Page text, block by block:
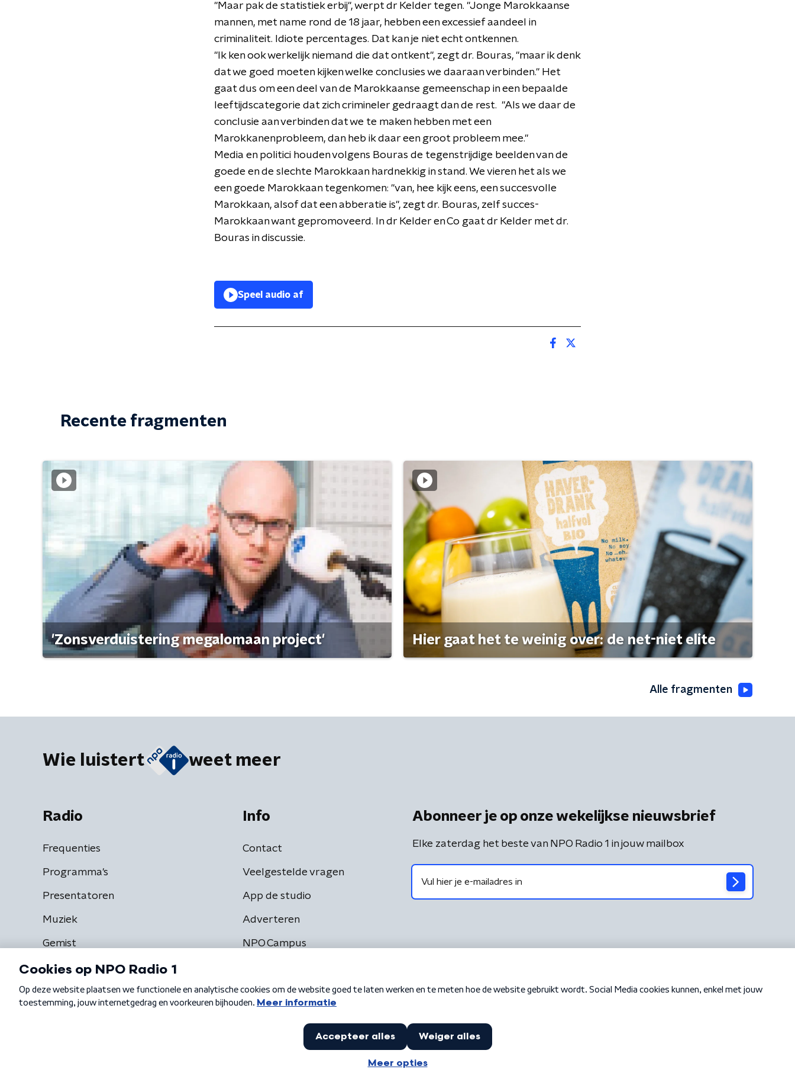
"Maar pak de statistiek erbij", werpt dr Kelder tegen. "Jonge Marokkaanse
mannen, met name rond de 18 jaar, hebben een excessief aandeel in
criminaliteit. Idiote percentages. Dat kan je niet echt ontkennen.
"Ik ken ook werkelijk niemand die dat ontkent", zegt dr. Bouras, "maar ik denk
dat we goed moeten kijken welke conclusies we daaraan verbinden." Het
gaat dus om een deel van de Marokkaanse gemeenschap in een bepaalde
leeftijdscategorie dat zich crimineler gedraagt dan de rest. "Als we daar de
conclusie aan verbinden dat we te maken hebben met een
Marokkanenprobleem, dan heb ik daar een groot probleem mee."
Media en politici houden volgens Bouras de tegenstrijdige beelden van de
goede en de slechte Marokkaan hardnekkig in stand. We vieren het als we
een goede Marokkaan tegenkomen: "van, hee kijk eens, een succesvolle
Marokkaan, alsof dat een abberatie is", zegt dr. Bouras, zelf succes-
Marokkaan want gepromoveerd. In dr Kelder en Co gaat dr Kelder met dr.
Bouras in discussie.
Speel audio af
Recente fragmenten
'Zonsverduistering megalomaan project' Hier gaat het te weinig over: de net-niet elite
Alle fragmenten
Wie luistert weet meer
Radio
Frequenties
Programma's
Presentatoren
Muziek
Gemist
Info
Contact
Veelgestelde vragen
App de studio
Adverteren
NPO Campus
Abonneer je op onze wekelijkse nieuwsbrief
Elke zaterdag het beste van NPO Radio 1 in jouw mailbox
Algemene voorwaarden Privacybeleid